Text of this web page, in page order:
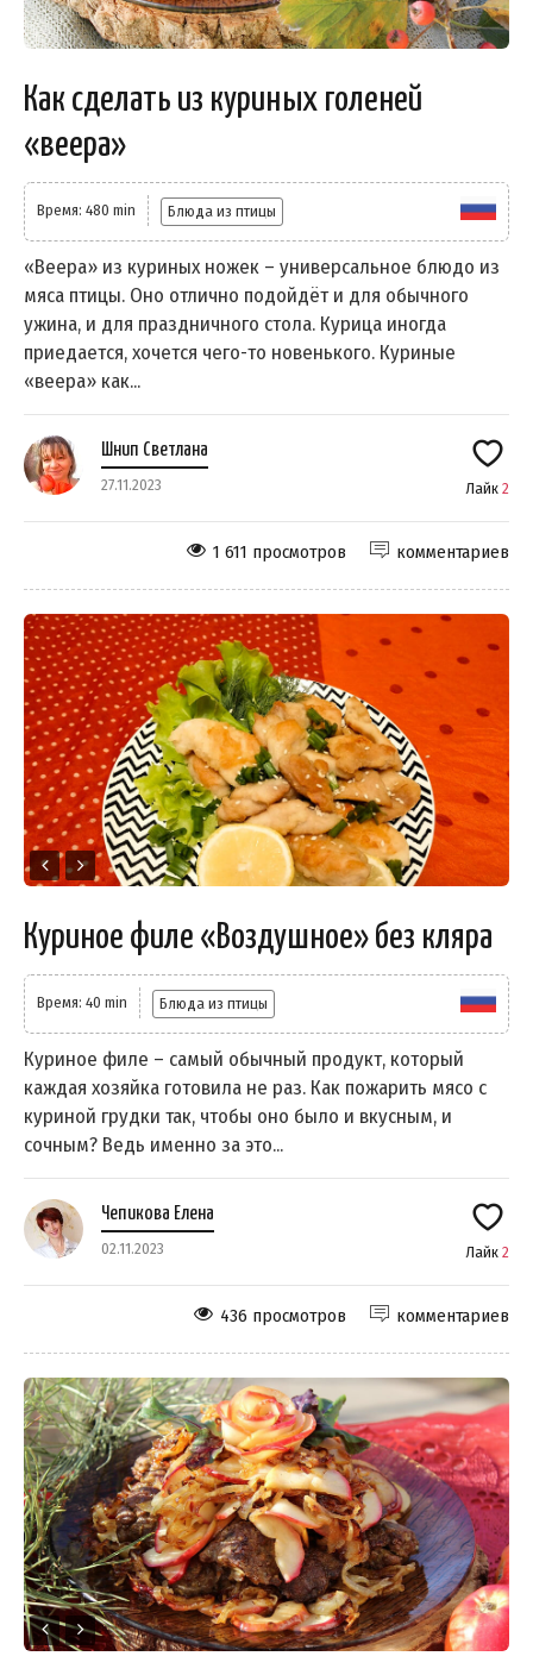
Как сделать из куриных голеней
«веера»
Время: 480 min Блюда из птицы
«Веера» из куриных ножек – универсальное блюдо из
мяса птицы. Оно отлично подойдёт и для обычного
ужина, и для праздничного стола. Курица иногда
приедается, хочется чего-то новенького. Куриные
«веера» как...
Шнип Светлана
27.11.2023 Лайк 2
комментариев
1 611 просмотров
Куриное филе «Воздушное» без кляра
Время: 40 min Блюда из птицы
Куриное филе – самый обычный продукт, который
каждая хозяйка готовила не раз. Как пожарить мясо с
куриной грудки так, чтобы оно было и вкусным, и
сочным? Ведь именно за это...
Чепикова Елена
02.11.2023 Лайк 2
комментариев
436 просмотров